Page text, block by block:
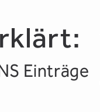
Einträge